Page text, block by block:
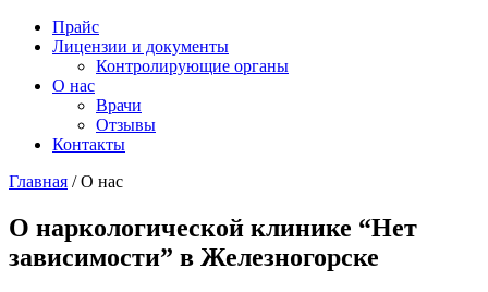
Прайс
Лицензии и документы
Контролирующие органы
О нас
Врачи
Отзывы
Контакты
Главная /О нас
О наркологической клинике “Нет
зависимости” в Железногорске